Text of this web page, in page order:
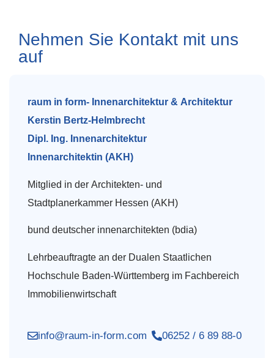
raum in form- Innenarchitektur & Architektur
Kerstin Bertz-Helmbrecht
Dipl. Ing. Innenarchitektur
Innenarchitektin (AKH)
Mitglied in der Architekten- und
Stadtplanerkammer Hessen (AKH)
bund deutscher innenarchitekten (bdia)
Lehrbeauftragte an der Dualen Staatlichen
Hochschule Baden-Württemberg im Fachbereich
Immobilienwirtschaft
info@raum-in-form.com 06252 / 6 89 88-0
Nehmen Sie Kontakt mit uns
auf